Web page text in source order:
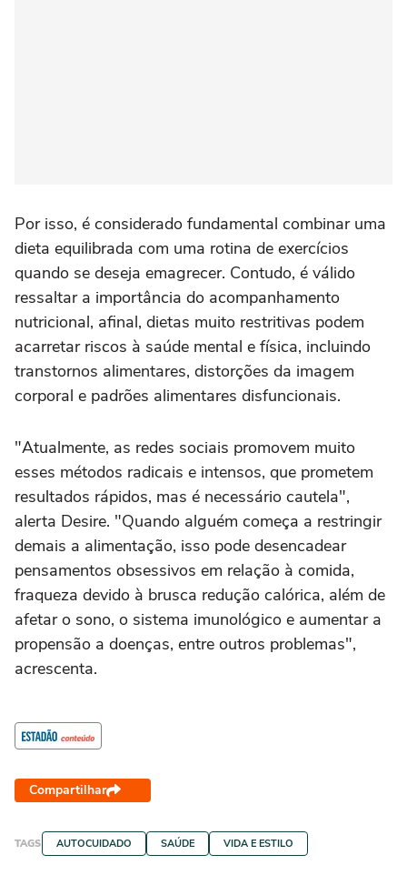
Por isso, é considerado fundamental combinar uma
dieta equilibrada com uma rotina de exercícios
quando se deseja emagrecer. Contudo, é válido
ressaltar a importância do acompanhamento
nutricional, afinal, dietas muito restritivas podem
acarretar riscos à saúde mental e física, incluindo
transtornos alimentares, distorções da imagem
corporal e padrões alimentares disfuncionais.
"Atualmente, as redes sociais promovem muito
esses métodos radicais e intensos, que prometem
resultados rápidos, mas é necessário cautela",
alerta Desire. "Quando alguém começa a restringir
demais a alimentação, isso pode desencadear
pensamentos obsessivos em relação à comida,
fraqueza devido à brusca redução calórica, além de
afetar o sono, o sistema imunológico e aumentar a
propensão a doenças, entre outros problemas",
acrescenta.
Compartilhar
TAGS AUTOCUIDADO SAÚDE VIDA E ESTILO